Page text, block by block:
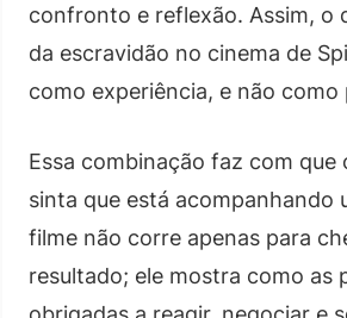
confronto e reflexão. Assim, o
da escravidão no cinema de
como experiência, e não
Essa combinação faz com que
sinta que está acompanhando
filme não corre apenas para
resultado; ele mostra como as